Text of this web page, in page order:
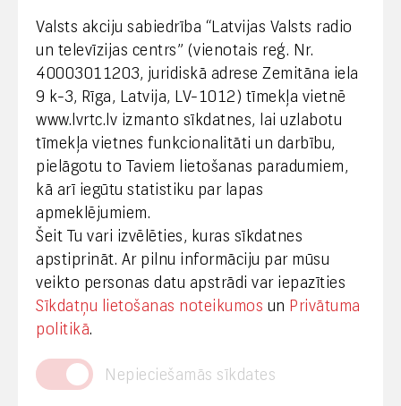
Valsts akciju sabiedrība “Latvijas Valsts radio
un televīzijas centrs” (vienotais reģ. Nr.
40003011203, juridiskā adrese Zemitāna iela
9 k-3, Rīga, Latvija, LV-1012) tīmekļa vietnē
www.lvrtc.lv izmanto sīkdatnes, lai uzlabotu
tīmekļa vietnes funkcionalitāti un darbību,
pielāgotu to Taviem lietošanas paradumiem,
kā arī iegūtu statistiku par lapas
apmeklējumiem.
Šeit Tu vari izvēlēties, kuras sīkdatnes
apstiprināt. Ar pilnu informāciju par mūsu
veikto personas datu apstrādi var iepazīties
Sīkdatņu lietošanas noteikumos un Privātuma
politikā.
Nepieciešamās sīkdates
Klientu apkalpošana
+371 67108787
Medijiem
+371 29665001
vineta.sprugaine@lvrtc.lv
© VAS Latvijas Valsts radio un televīzijas centrs,